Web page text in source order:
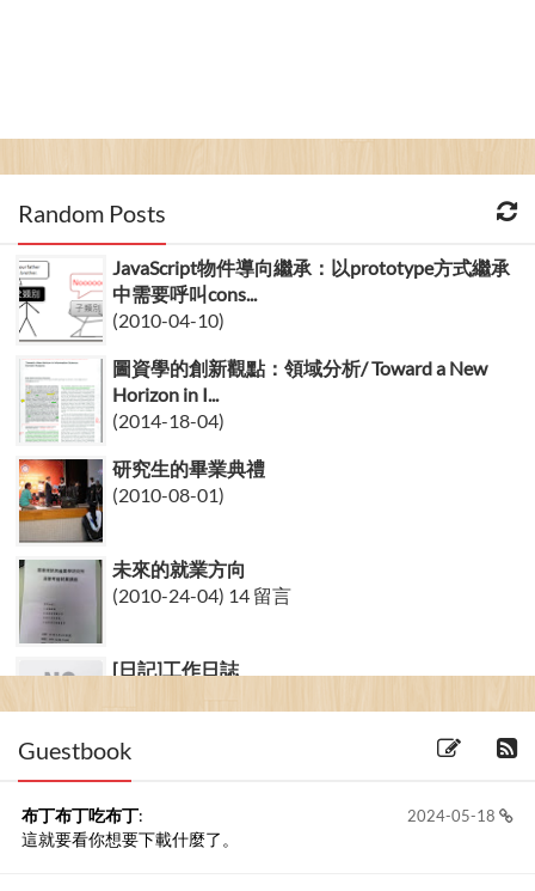
Random Posts
JavaScript物件導向繼承：以prototype方式繼承
中需要呼叫cons...
(2010-04-10)
圖資學的創新觀點：領域分析/ Toward a New
Horizon in I...
(2014-18-04)
研究生的畢業典禮
(2010-08-01)
未來的就業方向
(2010-24-04) 14 留言
[日記]工作日誌
Guestbook
2024-05-18
布丁布丁吃布丁:
這就要看你想要下載什麼了。